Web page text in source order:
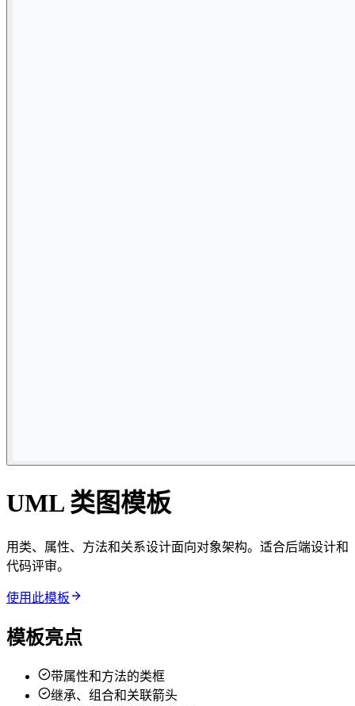
UML 类图模板
用类、属性、方法和关系设计面向对象架构。适合后端设计和
代码评审。
使用此模板
模板亮点
带属性和方法的类框
继承、组合和关联箭头